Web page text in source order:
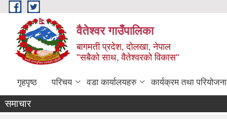
Skip to main content
वैतेश्वर गाउँपालिका
बागमती प्रदेश, दाेलखा, नेपाल
"सबैको साथ, वैतेश्वरको विकास"
गृहपृष्ठ परिचय वडा कार्यालयहरु कार्यक्रम तथा परियोजना
समाचार